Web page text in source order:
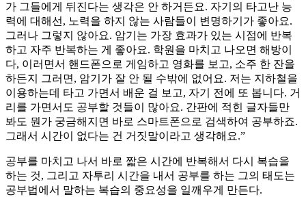
가 그들에게 뒤진다는 생각은 안 하거든요. 자기의 타고난 능
력에 대해선, 노력을 하지 않는 사람들이 변명하기가 좋아요.
그러나 그렇지 않아요. 암기는 가장 효과가 있는 시점에 반복
하고 자주 반복하는 게 좋아요. 학원을 마치고 나오면 해방이
다, 이러면서 핸드폰으로 게임하고 영화를 보고, 소주 한 잔을
하든지 그러면, 암기가 잘 안 될 수밖에 없어요. 저는 지하철을
이용하는데 타고 가면서 배운 걸 보고, 자기 전에 또 봅니다. 거
리를 가면서도 공부할 것들이 많아요. 간판에 적힌 글자들만
봐도 뭔가 궁금해지면 바로 스마트폰으로 검색하여 공부하죠.
그래서 시간이 없다는 건 거짓말이라고 생각해요.”
공부를 마치고 나서 바로 짧은 시간에 반복해서 다시 복습을
하는 것, 그리고 자투리 시간을 내서 공부를 하는 그의 태도는
공부법에서 말하는 복습의 중요성을 일깨우게 만든다.